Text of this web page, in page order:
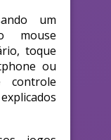
um
mouse
toque
ou
controle